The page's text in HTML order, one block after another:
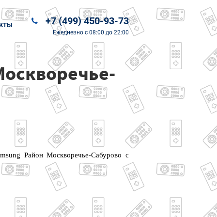
+7 (499) 450-93-73
Ежедневно с 08:00 до 22:00
Район Москворечье-Сабурово с